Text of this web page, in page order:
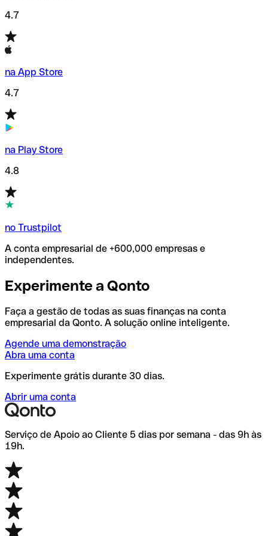
4.7
na App Store
4.7
na Play Store
4.8
no Trustpilot
A conta empresarial de +600,000 empresas e
independentes.
Experimente a Qonto
Faça a gestão de todas as suas finanças na conta
empresarial da Qonto. A solução online inteligente.
Agende uma demonstração
Abra uma conta
Experimente grátis durante 30 dias.
Abrir uma conta
Serviço de Apoio ao Cliente 5 dias por semana - das 9h às
19h.